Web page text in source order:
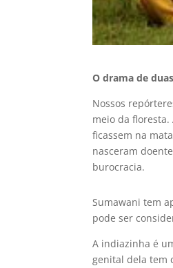
O drama de
Nossos
meio da
ficassem na
nasceram
burocracia.
Sumawani tem
pode ser
A indiazinha é
genital dela tem